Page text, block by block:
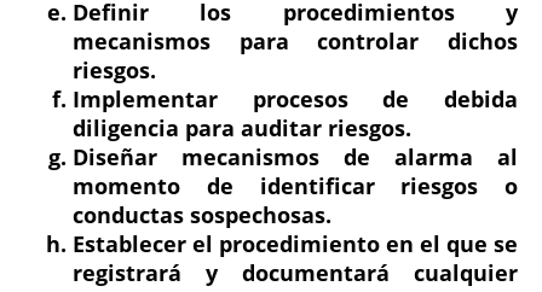
Definir los procedimientos y
mecanismos para controlar dichos
riesgos.
Implementar procesos de debida
diligencia para auditar riesgos.
Diseñar mecanismos de alarma al
momento de identificar riesgos o
conductas sospechosas.
Establecer el procedimiento en el que se
registrará y documentará cualquier